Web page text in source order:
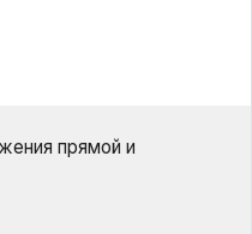
прямой и